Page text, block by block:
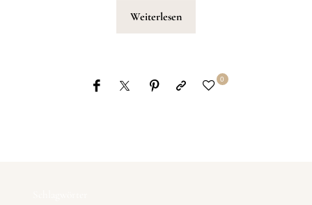
Weiterlesen
0